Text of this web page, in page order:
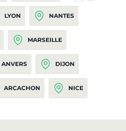
LYON NANTES
MARSEILLE
ANVERS DIJON
ARCACHON NICE